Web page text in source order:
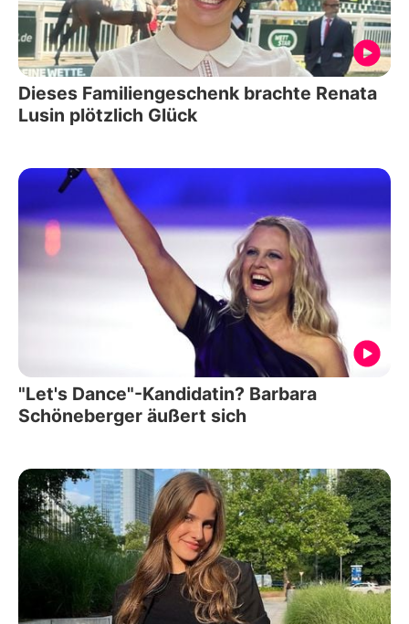
Dieses Familiengeschenk brachte Renata
Lusin plötzlich Glück
"Let's Dance"-Kandidatin? Barbara
Schöneberger äußert sich